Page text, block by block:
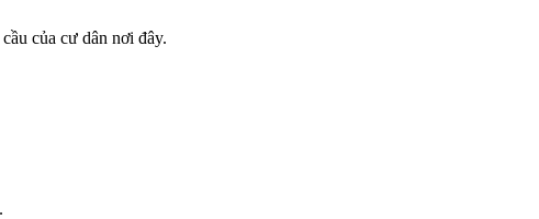
của cư dân nơi đây.